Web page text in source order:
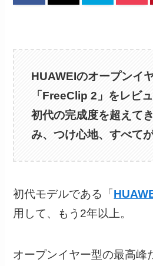
HUAWEIのオープンイ
「FreeClip 2」をレビ
初代の完成度を超えて
み、つけ心地、すべて
初代モデルである「
用して、もう2年以上。
オープンイヤー型の最高峰